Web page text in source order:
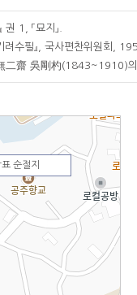
권 1, 「묘지」.
려수필』, 국사편찬위원회,
二齋 吳剛杓(1843~1910)의
순절지